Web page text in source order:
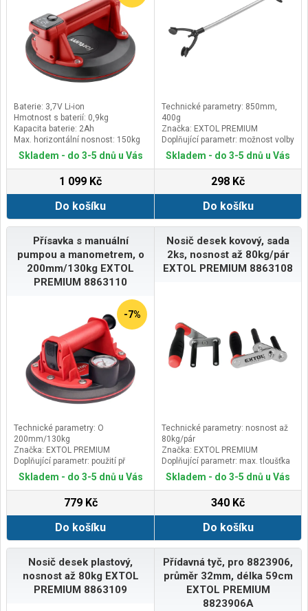
Baterie: 3,7V Li-ion
Hmotnost s baterií: 0,9kg
Kapacita baterie: 2Ah
Max. horizontální nosnost: 150kg
Skladem - do 3-5 dnů u Vás
1 099 Kč
Do košíku
Technické parametry: 850mm,
400g
Značka: EXTOL PREMIUM
Doplňující parametr: možnost volby
koncovek čelistí mezi
drážkovanými plastovými nebo
měkčími pryžovými, pomocí
otáčení v podélné ose lze volit
šířku rozevření čelistí
Skladem - do 3-5 dnů u Vás
298 Kč
Do košíku
Přísavka s manuální
pumpou a manometrem, o
200mm/130kg EXTOL
PREMIUM 8863110
-7%
Technické parametry: O
200mm/130kg
Značka: EXTOL PREMIUM
Doplňující parametr: použití př
teplotách 0-55°C, váha 0,98kg,
dodáváno v plastovém kufříku
Skladem - do 3-5 dnů u Vás
779 Kč
Do košíku
Nosič desek kovový, sada
2ks, nosnost až 80kg/pár
EXTOL PREMIUM 8863108
Technické parametry: nosnost až
80kg/pár
Značka: EXTOL PREMIUM
Doplňující parametr: max. tloušťka
uchycení 43mm
Skladem - do 3-5 dnů u Vás
340 Kč
Do košíku
Nosič desek plastový,
nosnost až 80kg EXTOL
PREMIUM 8863109
Přídavná tyč, pro 8823906,
průměr 32mm, délka 59cm
EXTOL PREMIUM
8823906A